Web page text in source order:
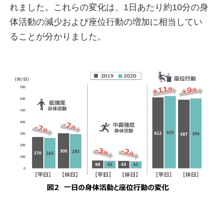
れました。これらの変化は、1日あたり約10分の身
体活動の減少および座位行動の増加に相当してい
ることが分かりました。